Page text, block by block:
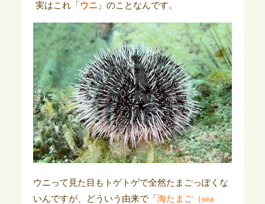
実はこれ「 ウニ 」のことなんです。
ウニって見た目もトゲトゲで全然たまごっぽくな
いんですが、どういう由来で「海たまご（sea